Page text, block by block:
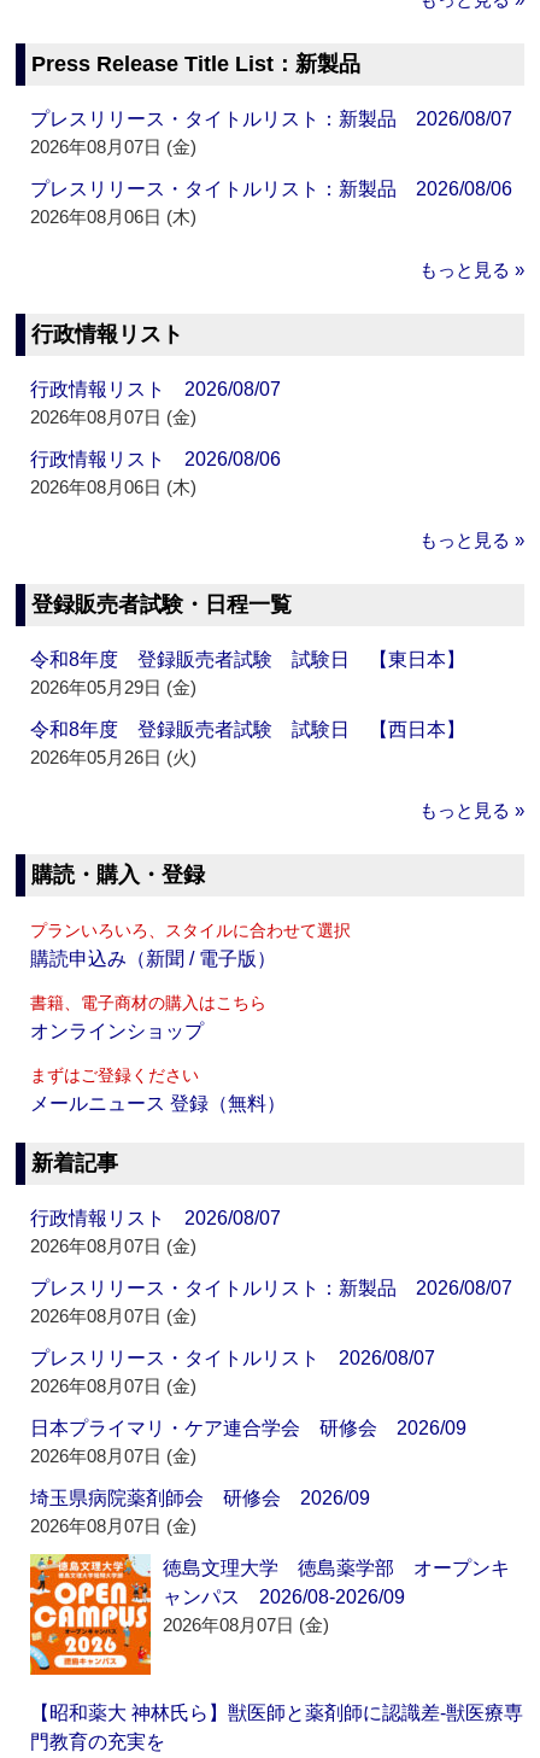
Press Release Title List：新製品
プレスリリース・タイトルリスト：新製品 2026/08/07
2026年08月07日 (金)
プレスリリース・タイトルリスト：新製品 2026/08/06
2026年08月06日 (木)
もっと見る »
行政情報リスト
行政情報リスト 2026/08/07
2026年08月07日 (金)
行政情報リスト 2026/08/06
2026年08月06日 (木)
もっと見る »
登録販売者試験・日程一覧
令和8年度 登録販売者試験 試験日 【東日本】
2026年05月29日 (金)
令和8年度 登録販売者試験 試験日 【西日本】
2026年05月26日 (火)
もっと見る »
購読・購入・登録
プランいろいろ、スタイルに合わせて選択
購読申込み（新聞 / 電子版）
書籍、電子商材の購入はこちら
オンラインショップ
まずはご登録ください
メールニュース 登録（無料）
新着記事
行政情報リスト 2026/08/07
2026年08月07日 (金)
プレスリリース・タイトルリスト：新製品 2026/08/07
2026年08月07日 (金)
プレスリリース・タイトルリスト 2026/08/07
2026年08月07日 (金)
日本プライマリ・ケア連合学会 研修会 2026/09
2026年08月07日 (金)
埼玉県病院薬剤師会 研修会 2026/09
2026年08月07日 (金)
徳島文理大学 徳島薬学部 オープンキ
ャンパス 2026/08-2026/09
2026年08月07日 (金)
【昭和薬大 神林氏ら】獣医師と薬剤師に認識差‐獣医療専
門教育の充実を